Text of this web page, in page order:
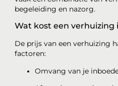
begeleiding en nazorg.
Wat kost een verhuizing
De prijs van een verhuizing
factoren:
Omvang van je